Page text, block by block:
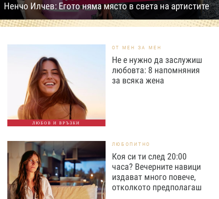
Ненчо Илчев: Егото няма място в света на артистите
ЛЮБОВ И ВРЪЗКИ
ОТ МЕН ЗА МЕН
Не е нужно да заслужиш
любовта: 8 напомняния
за всяка жена
ЛЮБОПИТНО
Коя си ти след 20:00
часа? Вечерните навици
издават много повече,
отколкото предполагаш